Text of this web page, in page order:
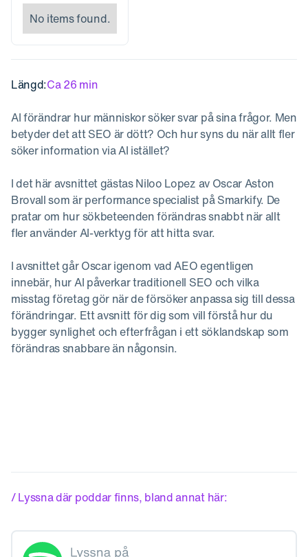
No items found.
Längd:Ca 26 min
AI förändrar hur människor söker svar på sina frågor. Men
betyder det att SEO är dött? Och hur syns du när allt fler
söker information via AI istället?
I det här avsnittet gästas Niloo Lopez av Oscar Aston
Brovall som är performance specialist på Smarkify. De
pratar om hur sökbeteenden förändras snabbt när allt
fler använder AI-verktyg för att hitta svar.
I avsnittet går Oscar igenom vad AEO egentligen
innebär, hur AI påverkar traditionell SEO och vilka
misstag företag gör när de försöker anpassa sig till dessa
förändringar. Ett avsnitt för dig som vill förstå hur du
bygger synlighet och efterfrågan i ett söklandskap som
förändras snabbare än någonsin.
/ Lyssna där poddar finns, bland annat här: